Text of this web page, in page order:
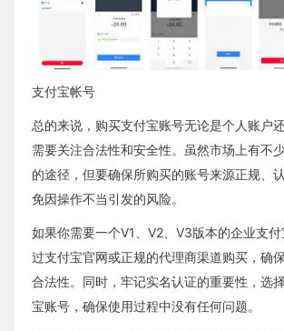
支付宝帐号
总的来说，购买支付宝账号无论是个人账户
需要关注合法性和安全性。虽然市场上有不
的途径，但要确保所购买的账号来源正规、
免因操作不当引发的风险。
如果你需要一个V1、V2、V3版本的企业支
过支付宝官网或正规的代理商渠道购买，确
合法性。同时，牢记实名认证的重要性，选
宝账号，确保使用过程中没有任何问题。